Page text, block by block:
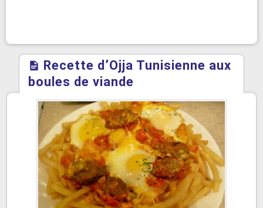
Recette d’Ojja Tunisienne aux
boules de viande